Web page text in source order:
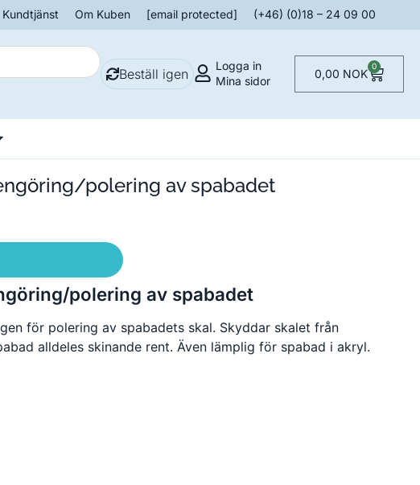
Kundtjänst Om Kuben [email protected] (+46) (0)18 – 24 09 00
Beställ igen
Logga in
Mina sidor
0,00 NOK
0
polering av spabadet
polering av spabadet
för polering av spabadets skal. Skyddar skalet från
alldeles skinande rent. Även lämplig för spabad i akryl.